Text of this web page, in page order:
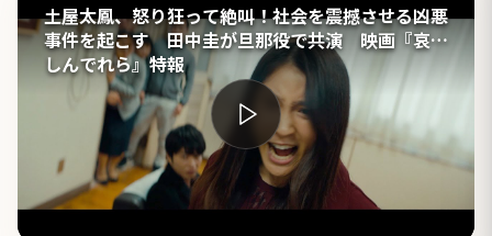
土屋太鳳、怒り狂って絶叫！社会を震撼させる凶悪
事件を起こす 田中圭が旦那役で共演 映画『哀愁
しんでれら』特報